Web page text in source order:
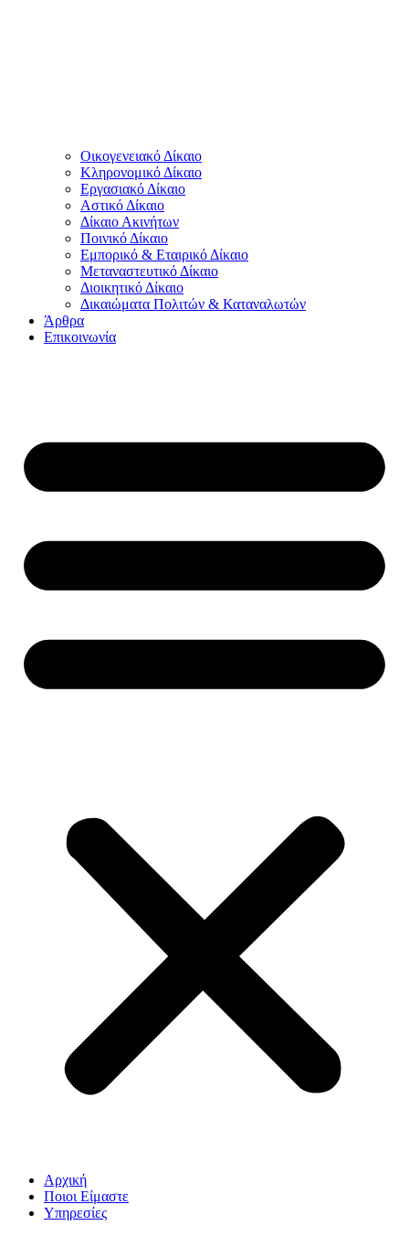
Οικογενειακό Δίκαιο
Κληρονομικό Δίκαιο
Εργασιακό Δίκαιο
Αστικό Δίκαιο
Δίκαιο Ακινήτων
Ποινικό Δίκαιο
Εμπορικό & Εταιρικό Δίκαιο
Μεταναστευτικό Δίκαιο
Διοικητικό Δίκαιο
Δικαιώματα Πολιτών & Καταναλωτών
Άρθρα
Επικοινωνία
Αρχική
Ποιοι Είμαστε
Υπηρεσίες